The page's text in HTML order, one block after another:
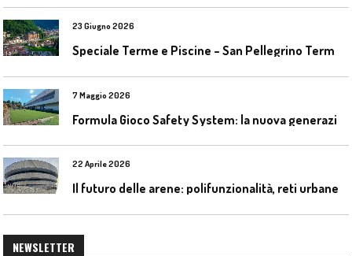
23 Giugno 2026
7 Maggio 2026
22 Aprile 2026
NEWSLETTER